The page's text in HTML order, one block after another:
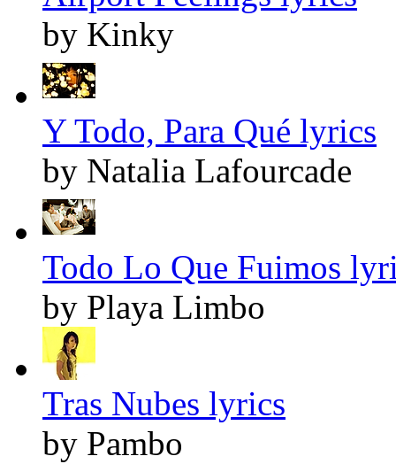
by Kinky
Y Todo, Para Qué lyrics
by Natalia Lafourcade
Todo Lo Que Fuimos
by Playa Limbo
Tras Nubes lyrics
by Pambo